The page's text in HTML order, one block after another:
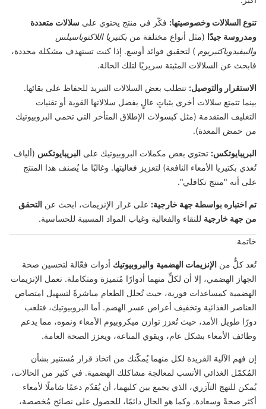
تنوع السلالات وخصوصيتها: فكّر في منتج يحتوي على سلالات متعددة
ومدروسة جيدًا (مثل أنواع مختلفة من بكتيريا اللاكتوباسيلس
والبيفيدوباكتيريوم ) لتحقيق فوائد أوسع. إذا كنت تستهدف مشكلة محددة،
فابحث عن السلالات المثبتة سريريًا لتلك الحالة.
الاستقرار والتوصيل: تتطلب بعض السلالات التبريد للحفاظ على بقائها.
بينما تتمتع سلالات أخرى بثباتٍ عالٍ بفضل سلالاتها القوية أو تقنيات
التغليف المتقدمة (مثل كبسولات الإطلاق المتأخر التي تحمي البروبيوتيك
من حمض المعدة).
البريبايوتكس: تحتوي بعض مكملات البروبيوتيك على البريبايوتكس (ألياف
تُغذي بكتيريا الأمعاء النافعة) لتعزيز فعاليتها. وغالبًا ما يُصنف هذا المنتج
على أنه "منتج تكافلي".
تم اختباره بواسطة جهة خارجية: على غرار الإنزيمات، ابحث عن التحقق
من جهة خارجية للنقاء والفعالية وغياب المواد المسببة للحساسية.
خاتمة
تُعد كلٌّ من الإنزيمات الهضمية والبروبيوتيك أدوات فعّالة لتحسين صحة
الجهاز الهضمي، إلا أن لكلٍّ منهما أدوارًا مُتميزة ومتكاملة. تعمل الإنزيمات
الهضمية كمساعدات فورية، حيث تُحلل الطعام مباشرةً لتسهيل امتصاص
العناصر الغذائية وتخفيف أعراض عسر الهضم. أما البروبيوتيك، فتلعب
دورًا طويل الأمد، حيث تُعزز توازن ميكروبيوم الأمعاء ونموه، مما يدعم
وظائف الأمعاء بشكل عام، ويقوي المناعة، ويعزز الصحة العامة.
إن فهم الآلية الفريدة لكل منهما يُمكّنك من اتخاذ قرار مُستنير بشأن
المُكمّل الغذائي الأنسب لمعالجة مشاكلك الهضمية. في كثير من الحالات،
يُمكن للنهج التآزري، الذي يجمع بين كليهما، أن يُقدّم دعمًا شاملًا لأمعاء
أكثر صحةً وسعادة. وكما هو الحال دائمًا، للحصول على نصائح مُخصصة،